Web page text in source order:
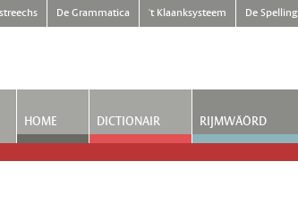
De Grammatica 't Klaanksysteem De Spelling
HOME DICTIONAIR RIJMWÄÖRD